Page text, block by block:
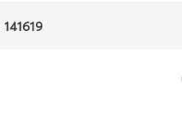
141619